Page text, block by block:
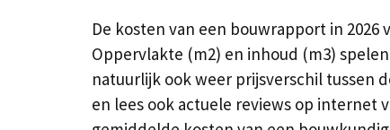
De kosten van een bouwrapport in
Oppervlakte (m2) en inhoud (m3)
natuurlijk ook weer prijsverschil tussen
en lees ook actuele reviews op internet